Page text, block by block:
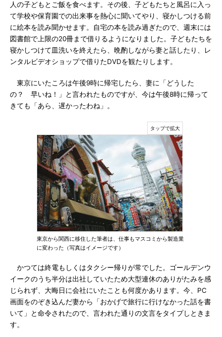
人の子どもとご飯を食べます。その後、子どもたちと風呂に入っ
て学校や保育園での出来事を熱心に聞いてやり、寝かしつける前
に絵本を読み聞かせます。自宅の本を読み過ぎたので、週末には
図書館で上限の20冊まで借りるようになりました。子どもたちを
寝かしつけて皿洗いを終えたら、晩酌しながら妻と話したり、レ
ンタルビデオショップで借りたDVDを観たりします。
東京にいたころは午後9時に帰宅したら、妻に「どうした
の？ 早いね！」と言われたものですが、今は午後8時に帰って
きても「あら、遅かったわね」。
東京から関西に移住した筆者は、仕事もマスコミから製造業
に変わった（写真はイメージです）
かつては終電もしくはタクシー帰りが常でした。ゴールデンウ
イークのうち半分は出社していたため大型連休のありがたみを感
じられず、大晦日に会社にいたことも何度かあります。今、PC
画面をのぞき込んだ妻から「おかげで旅行に行けなかった話を書
いて」と命令されたので、言われた通りの文言をタイプしときま
す。